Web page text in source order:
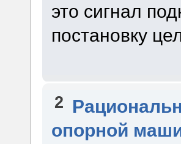
это сигнал
постановку
2
опорной